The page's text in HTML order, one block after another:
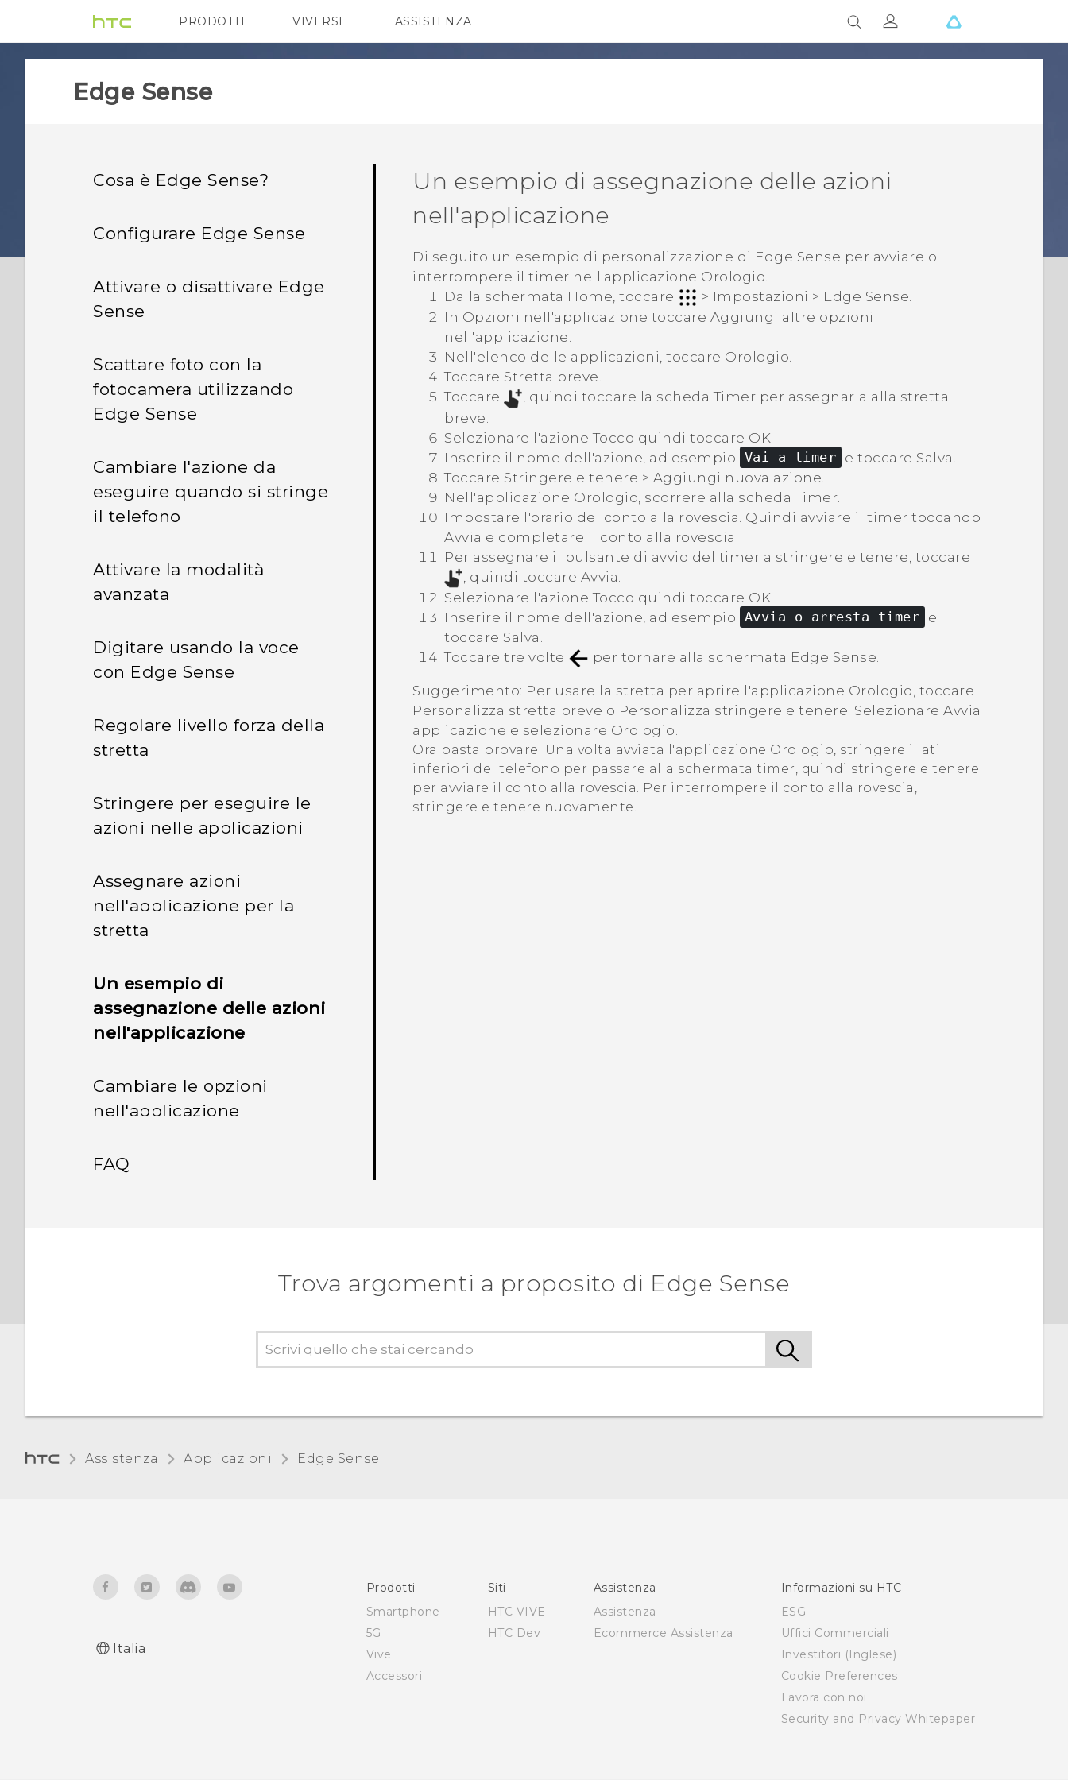
PRODOTTI
VIVE G REIGNS SMARTPHONE
VIVERSE ASSISTENZA
Accessori e dispositivi HTC
Edge Sense
Cosa è Edge Sense?
Configurare Edge Sense
Attivare o disattivare Edge
Sense
Scattare foto con la
fotocamera utilizzando
Edge Sense
Cambiare l'azione da
eseguire quando si stringe
il telefono
Attivare la modalità
avanzata
Digitare usando la voce
con Edge Sense
Regolare livello forza della
stretta
Stringere per eseguire le
azioni nelle applicazioni
Assegnare azioni
nell'applicazione per la
stretta
Un esempio di
assegnazione delle azioni
nell'applicazione
Cambiare le opzioni
nell'applicazione
FAQ
Un esempio di assegnazione delle azioni
nell'applicazione
Di seguito un esempio di personalizzazione di Edge Sense per avviare o
interrompere il timer nell'applicazione Orologio.
Dalla schermata Home, toccare > Impostazioni > Edge Sense.
In Opzioni nell'applicazione toccare Aggiungi altre opzioni
nell'applicazione.
Nell'elenco delle applicazioni, toccare Orologio.
Toccare Stretta breve.
Toccare
, quindi toccare la schedaTimer per assegnarla alla stretta
breve.
Selezionare l'azioneTocco quindi toccare OK
Inserire il nome dell'azione, ad esempio Vai a timer e toccare Salva
Toccare Stringere e tenere > Aggiungi nuova azione
Nell'applicazione Orologio , scorrere alla schedaTimer
Impostare l'orario del conto alla rovescia. Quindi avviare il timer toccando
Avvia e completare il conto alla rovescia.
Per assegnare il pulsante di avvio del timer a stringere e tenere, toccare
, quindi toccare Avvia
Selezionare l'azioneTocco quindi toccare OK
Inserire il nome dell'azione, ad esempio Avvia o arresta timer e
toccare Salva
Toccare tre volte
per tornare alla schermata Edge Sense
Suggerimento: Per usare la stretta per aprire l'applicazione Orologio , toccare
Personalizza stretta breve o Personalizza stringere e tenere . SelezionareAvvia
applicazione e selezionare Orologio
Ora basta provare. Una volta avviata l'applicazione Orologio , stringere i lati
inferiori del telefono per passare alla schermata timer, quindi stringere e tenere
per avviare il conto alla rovescia. Per interrompere il conto alla rovescia,
stringere e tenere nuovamente.
Trova argomenti a proposito di Edge Sense
Assistenza Applicazioni Edge Sense
Italia
Prodotti
Smartphone
5G
Vive
Accessori
Siti
HTC VIVE
HTC Dev
Assistenza
Assistenza
Ecommerce Assistenza
Informazioni su HTC
ESG
Uffici Commerciali
Investitori (Inglese)
Cookie Preferences
Lavora con noi
Security and Privacy Whitepaper